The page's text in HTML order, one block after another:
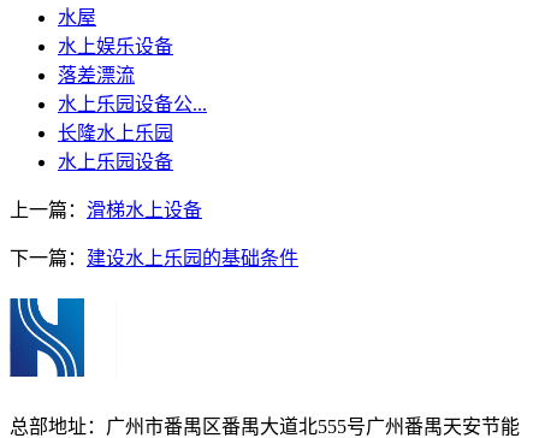
水屋
水上娱乐设备
落差漂流
水上乐园设备公...
长隆水上乐园
水上乐园设备
上一篇： 滑梯水上设备
下一篇： 建设水上乐园的基础条件
总部地址：广州市番禺区番禺大道北555号广州番禺天安节能